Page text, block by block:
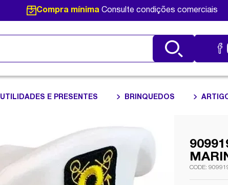
Compra mínimaConsulte condições comerciais
UTILIDADES E PRESENTES BRINQUEDOS